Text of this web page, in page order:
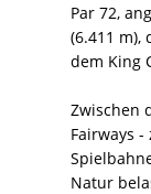
Par 72,
(6.411 m),
dem King
Zwischen
Fairways
Natur